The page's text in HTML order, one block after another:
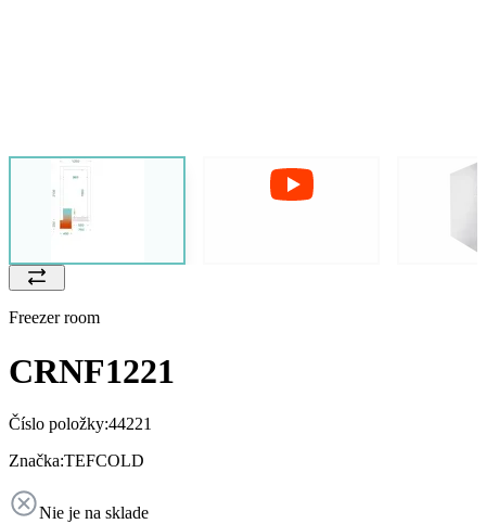
Freezer room
CRNF1221
Číslo položky:44221
Značka:TEFCOLD
Nie je na sklade